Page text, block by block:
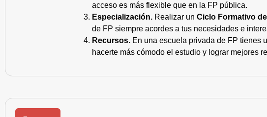
acceso es más flexible que en la FP pública.
Especialización. Realizar un Ciclo Formativo
de FP siempre acordes a tus necesidades e
Recursos. En una escuela privada de FP tienes
hacerte más cómodo el estudio y lograr mejores